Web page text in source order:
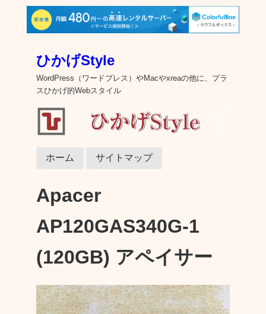
ひかげStyle
WordPress（ワードプレス）やMacやxreaの他に、プラ
スひかげ的Webスタイル
ホーム サイトマップ
Apacer
AP120GAS340G-1
(120GB) アペイサー